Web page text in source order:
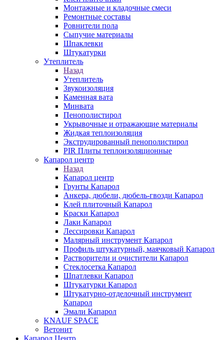
Монтажные и кладочные смеси
Ремонтные составы
Ровнители пола
Сыпучие материалы
Шпаклевки
Штукатурки
Утеплитель
Назад
Утеплитель
Звукоизоляция
Каменная вата
Минвата
Пенополистирол
Укрывочные и отражающие материалы
Жидкая теплоизоляция
Экструдированный пенополистирол
PIR Плиты теплоизоляционные
Капарол центр
Назад
Капарол центр
Грунты Капарол
Анкера, дюбели, дюбель-гвозди Капарол
Клей плиточный Капарол
Краски Капарол
Лаки Капарол
Лессировки Капарол
Малярный инструмент Капарол
Профиль штукатурный, маячковый Капарол
Растворители и очистители Капарол
Cтеклосетка Капарол
Шпатлевки Капарол
Штукатурки Капарол
Штукатурно-отделочный инструмент
Капарол
Эмали Капарол
KNAUF SPACE
Ветонит
Капарол Центр